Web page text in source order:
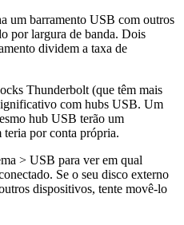
um barramento USB com outros
por largura de banda. Dois
dividem a taxa de
Thunderbolt (que têm mais
com hubs USB. Um
hub USB terão um
teria por conta própria.
> USB para ver em qual
Se o seu disco externo
dispositivos, tente movê-lo